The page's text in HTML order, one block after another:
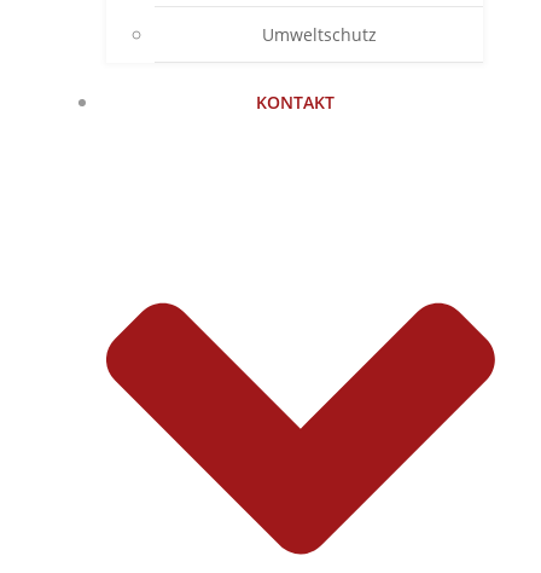
Umweltschutz
KONTAKT